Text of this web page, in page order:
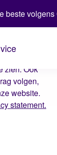
op de
zien. Ook
volgen,
website.
statement.
beste
een topic